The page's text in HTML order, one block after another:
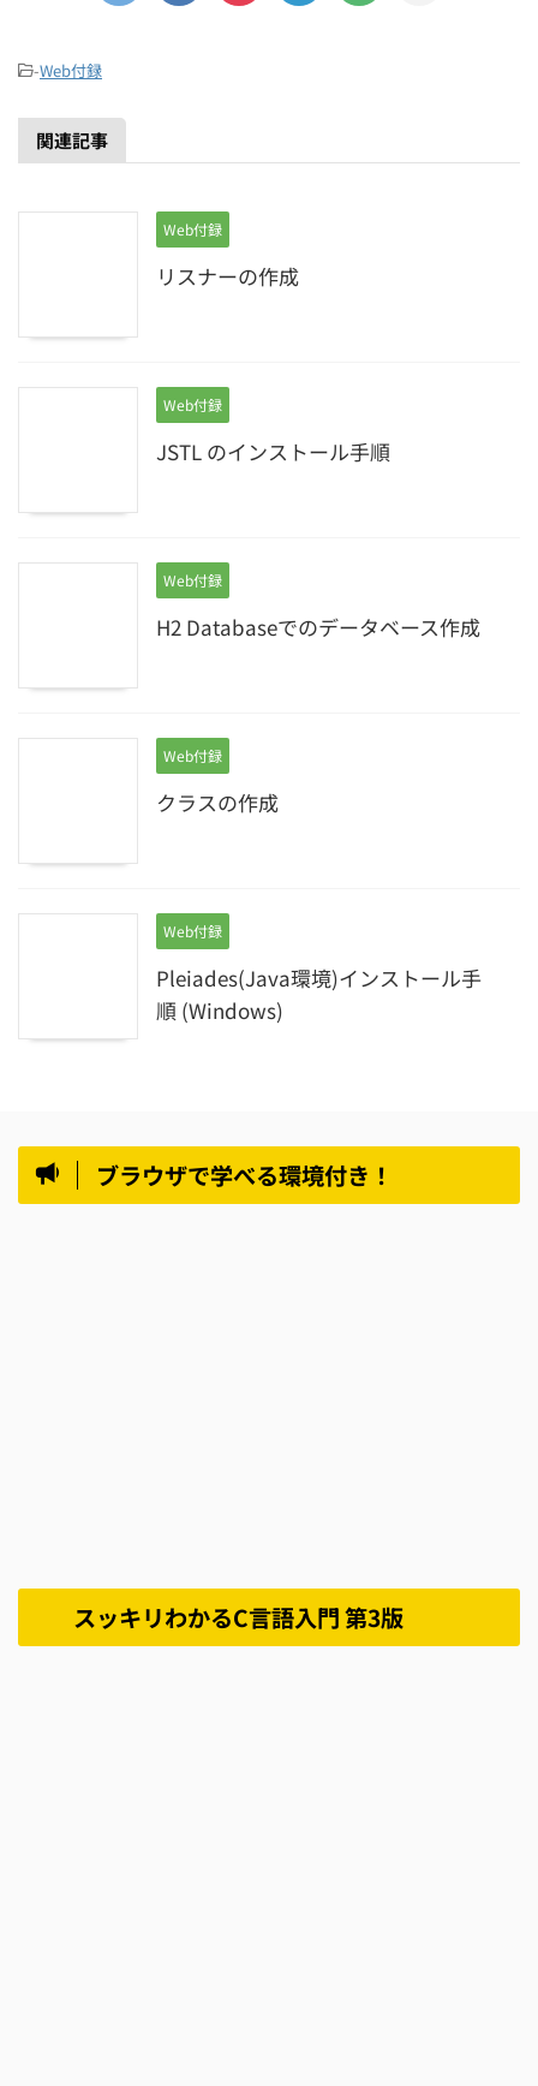
-Web付録
関連記事
Web付録
リスナーの作成
Web付録
JSTL のインストール手順
Web付録
H2 Databaseでのデータベース作成
Web付録
クラスの作成
Web付録
Pleiades(Java環境)インストール手
順 (Windows)
ブラウザで学べる環境付き！
スッキリわかるC言語入門 第3版